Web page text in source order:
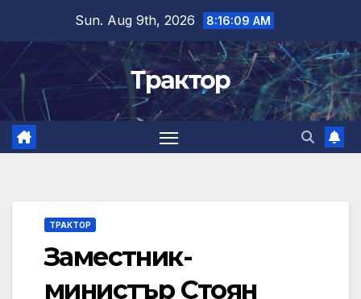
content
Sun. Aug 9th, 2026 8:16:09 AM
Трактор
ТРАКТОР
Заместник-
министър Стоян